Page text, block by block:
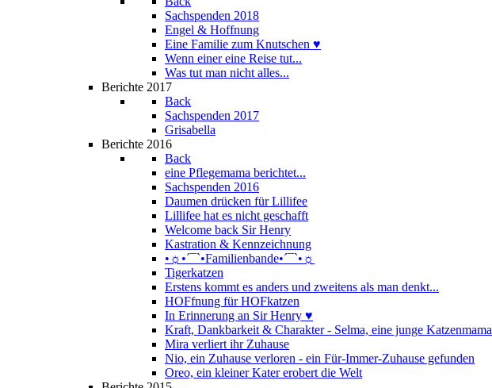
Sachspenden 2018
Engel & Hoffnung
Eine Familie zum Knutschen ♥
Wenn einer eine Reise tut...
Was tut man nicht alles...
Berichte 2017
Back
Sachspenden 2017
Grisabella
Berichte 2016
Back
eine Pflegemama berichtet...
Sachspenden 2016
Daumen drücken für Lillifee
Lillifee hat es nicht geschafft
Welcome back Sir Henry
Kastration & Kennzeichnung
•☼•´¯`•Familienbande•´¯`•☼
Tigerkatzen
Erstens kommt es anders und zweitens als man denkt...
HOFfnung für HOFkatzen
In Erinnerung an Sir Henry ♥
Kraft, Dankbarkeit & Charakter - Selma, eine junge Katzenmama
Mira verliert ihr Zuhause
Nio, ein Zuhause verloren - ein Für-Immer-Zuhause gefunden
Oreo, ein kleiner Kater erobert die Welt